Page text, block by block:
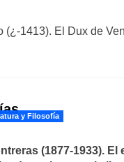
(¿-1413). El Dux de
y Filosofía
(1877-1933). El